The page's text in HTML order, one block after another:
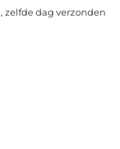
zelfde dag verzonden